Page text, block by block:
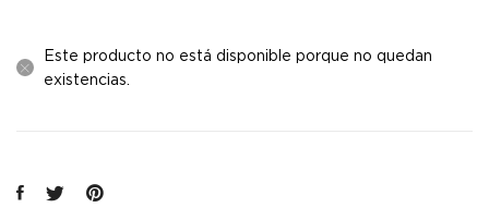
Este producto no está disponible porque no quedan
existencias.